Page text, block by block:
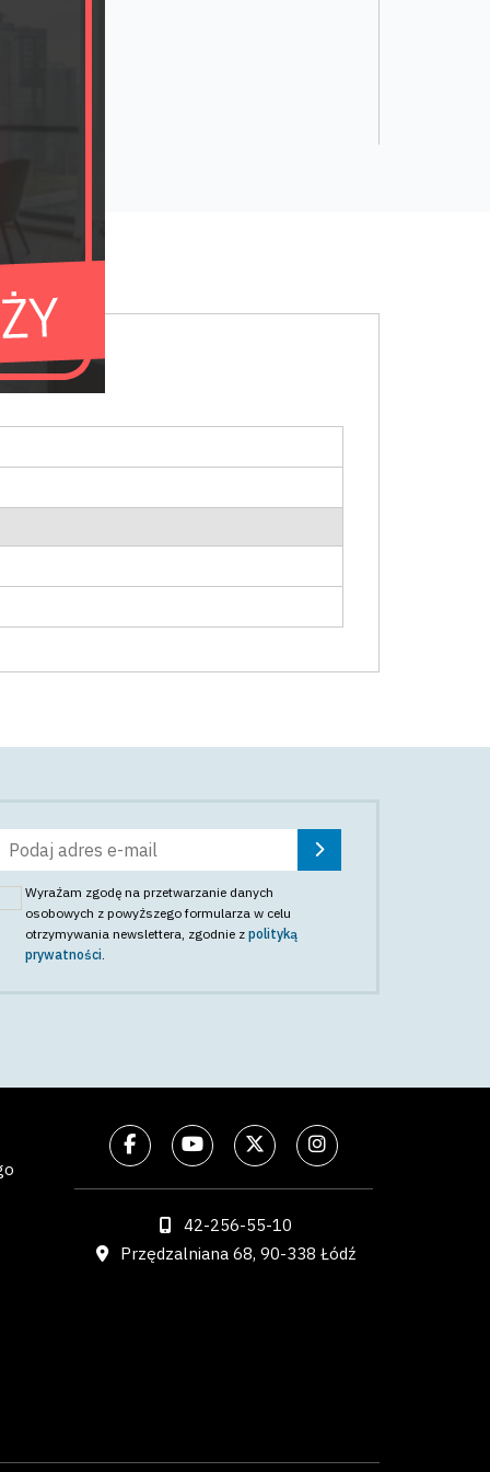
Wyrażam zgodę na przetwarzanie danych
osobowych z powyższego formularza w celu
otrzymywania newslettera , zgodnie z polityką
prywatności
42-256-55-10
Przędzalniana 68, 90-338 Łódź